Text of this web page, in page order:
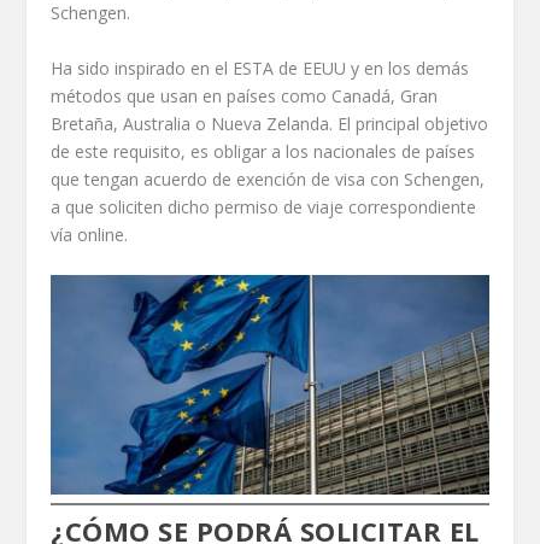
Schengen.
Ha sido inspirado en el ESTA de EEUU y en los demás
métodos que usan en países como Canadá, Gran
Bretaña, Australia o Nueva Zelanda. El principal objetivo
de este requisito, es obligar a los nacionales de países
que tengan acuerdo de exención de visa con Schengen,
a que soliciten dicho permiso de viaje correspondiente
vía online.
¿CÓMO SE PODRÁ SOLICITAR EL